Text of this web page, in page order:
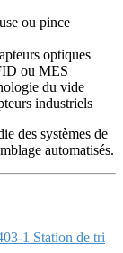
ou pince
optiques
ou MES
du vide
industriels
des systèmes de
automatisés.